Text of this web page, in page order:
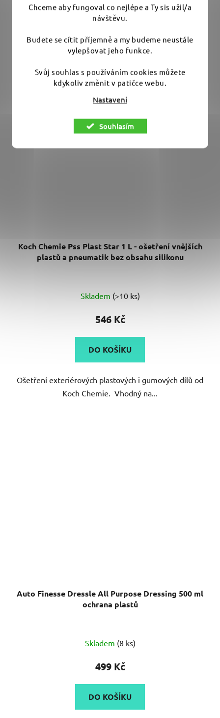
Chceme aby fungoval co nejlépe a Ty sis užil/a
návštěvu.
Budete se cítit příjemně a my budeme neustále
vylepšovat jeho funkce.
Svůj souhlas s používáním cookies můžete
kdykoliv změnit v patičce webu.
Nastavení
Souhlasím
prémiovým gelem. Vrací...
Koch Chemie Pss Plast Star 1 L - ošetření vnějších
plastů a pneumatik bez obsahu silikonu
hodnocení
produktu
4,9
z
hvězdiček.
Skladem (>10 ks)
546 Kč
DO KOŠÍKU
Ošetření exteriérových plastových i gumových dílů od
Koch Chemie. Vhodný na...
Auto Finesse Dressle All Purpose Dressing 500 ml
ochrana plastů
hodnocení
produktu
5,0
z
Skladem (8 ks)
499 Kč
DO KOŠÍKU